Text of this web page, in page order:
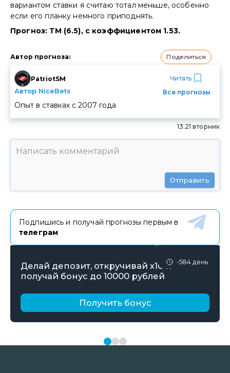
вариантом ставки я считаю тотал меньше, особенно
если его планку немного приподнять.
Прогноз: ТМ (6.5), с коэффициентом 1.53.
Автор прогноза: Поделиться
PatriotSM
Автор NiceBets
Читать
Все прогнозы
Опыт в ставках с 2007 года
13:21 вторник
Отправить
Подпишись и получай прогнозы первым в
телеграм
-584 день
Делай депозит, откручивай х10 и
получай бонус до 10000 рублей
Получить бонус